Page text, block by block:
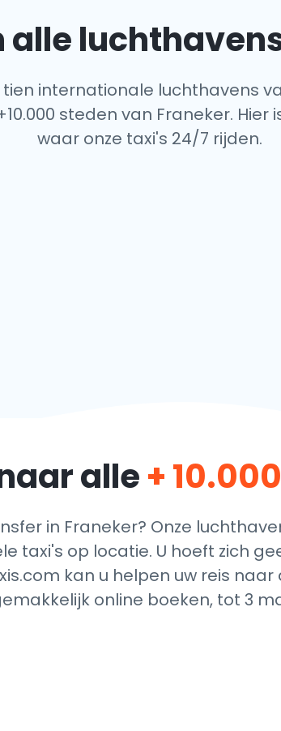
alle
internationale luchthavens
steden van Franeker.
waar onze taxi's 24/7 rijden.
alle+
in Franeker? Onze
taxi's op locatie. U hoeft zich
kan u helpen uw reis
online boeken, tot 3